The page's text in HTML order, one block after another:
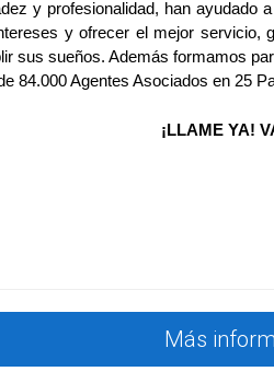
en Madrid. A diferencia de
que invertir en
PUEBLO PEQUEÑO
con tu propiedad. Cada
y profesionalidad, han ayudado
y ofrecer el mejor servicio,
sus sueños. Además formamos
84.000 Agentes Asociados en 25
¡LLAME YA!
Más